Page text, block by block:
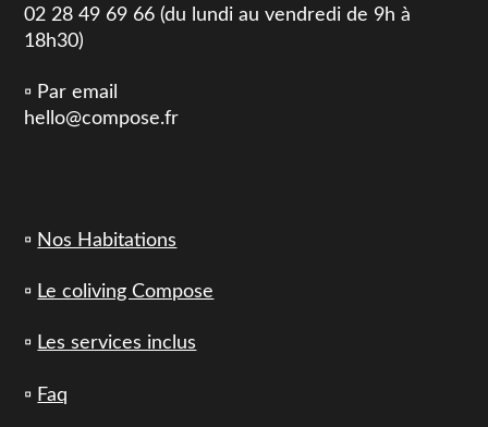
02 28 49 69 66 (du lundi au vendredi de 9h à
18h30)
▫️ Par email
hello@compose.fr
▫️ Nos Habitations
▫️ Le coliving Compose
▫️ Les services inclus
▫️ Faq